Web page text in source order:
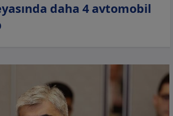
daha 4 avtomobil